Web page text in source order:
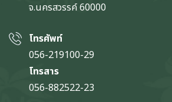
จ.นครสวรรค์60000
โทรศัพท์
056-219100-29
โทรสาร
056-882522-23